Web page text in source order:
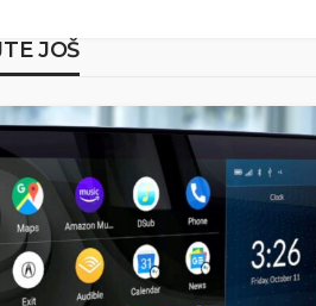
JOŠ